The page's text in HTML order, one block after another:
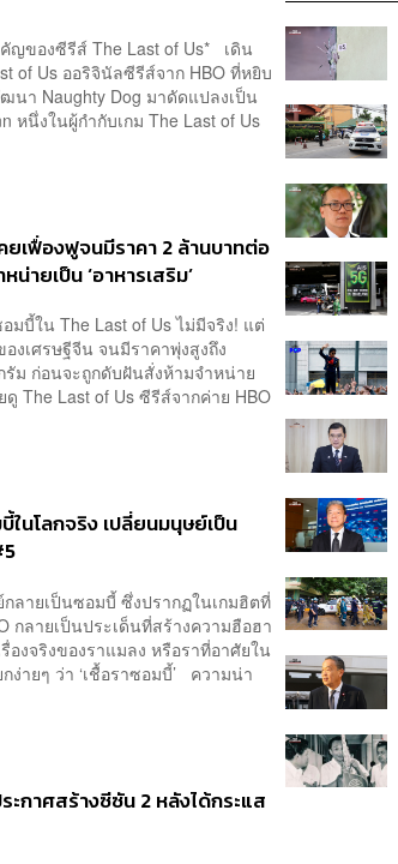
ญของซีรีส์ The Last of Us* เดิน
of Us ออริจินัลซีรีส์จาก HBO ที่หยิบ
นา Naughty Dog มาดัดแปลงเป็น
หนึ่งในผู้กำกับเกม The Last of Us
คยเฟื่องฟูจนมีราคา 2 ล้านบาทต่อ
ายเป็น ‘อาหารเสริม’
มบี้ใน The Last of Us ไม่มีจริง! แต่
องเศรษฐีจีน จนมีราคาพุ่งสูงถึง
ม ก่อนจะถูกดับฝันสั่งห้ามจำหน่าย
The Last of Us ซีรีส์จากค่าย HBO
นโลกจริง เปลี่ยนมนุษย์เป็น
ลายเป็นซอมบี้ ซึ่งปรากฏในเกมฮิตที่
กลายเป็นประเด็นที่สร้างความฮือฮา
องจริงของราแมลง หรือราที่อาศัยใน
ง่ายๆ ว่า ‘เชื้อราซอมบี้’ ความน่า
กาศสร้างซีซัน 2 หลังได้กระแส